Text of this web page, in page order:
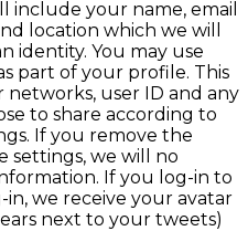
include your name, email
location which we will
identity. You may use
part of your profile. This
networks, user ID and any
to share according to
If you remove the
settings, we will no
If you log-in to
we receive your avatar
next to your tweets)